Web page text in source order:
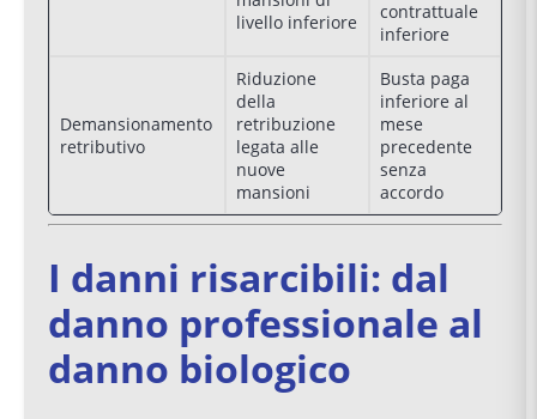
livello inferiore
contrattuale
inferiore
Demansionamento
retributivo
Riduzione
della
retribuzione
legata alle
nuove
mansioni
Busta paga
inferiore al
mese
precedente
senza
accordo
I danni risarcibili: dal
danno professionale al
danno biologico